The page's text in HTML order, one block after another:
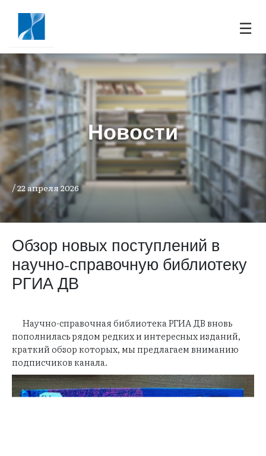
Новости
☰
/22 апреля 2026
Обзор новых поступлений в
научно-справочную библиотеку
РГИА ДВ
Научно-справочная библиотека РГИА ДВ вновь
пополнилась рядом редких и интересных изданий,
краткий обзор которых, мы предлагаем вниманию
подписчиков канала.